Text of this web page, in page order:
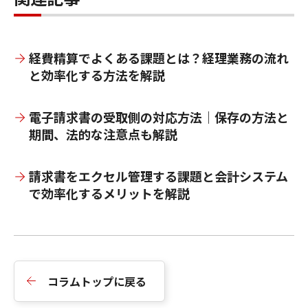
経費精算でよくある課題とは？経理業務の流れ
と効率化する方法を解説
電子請求書の受取側の対応方法｜保存の方法と
期間、法的な注意点も解説
請求書をエクセル管理する課題と会計システム
で効率化するメリットを解説
コラムトップに戻る